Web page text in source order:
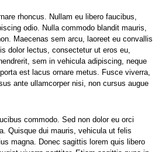
rhoncus. Nullam eu libero faucibus,
odio. Nulla commodo blandit mauris,
Maecenas sem arcu, laoreet eu convallis
dolor lectus, consectetur ut eros eu,
sem in vehicula adipiscing, neque
est lacus ornare metus. Fusce viverra,
ante ullamcorper nisi, non cursus augue
commodo. Sed non dolor eu orci
Quisque dui mauris, vehicula ut felis
magna. Donec sagittis lorem quis libero